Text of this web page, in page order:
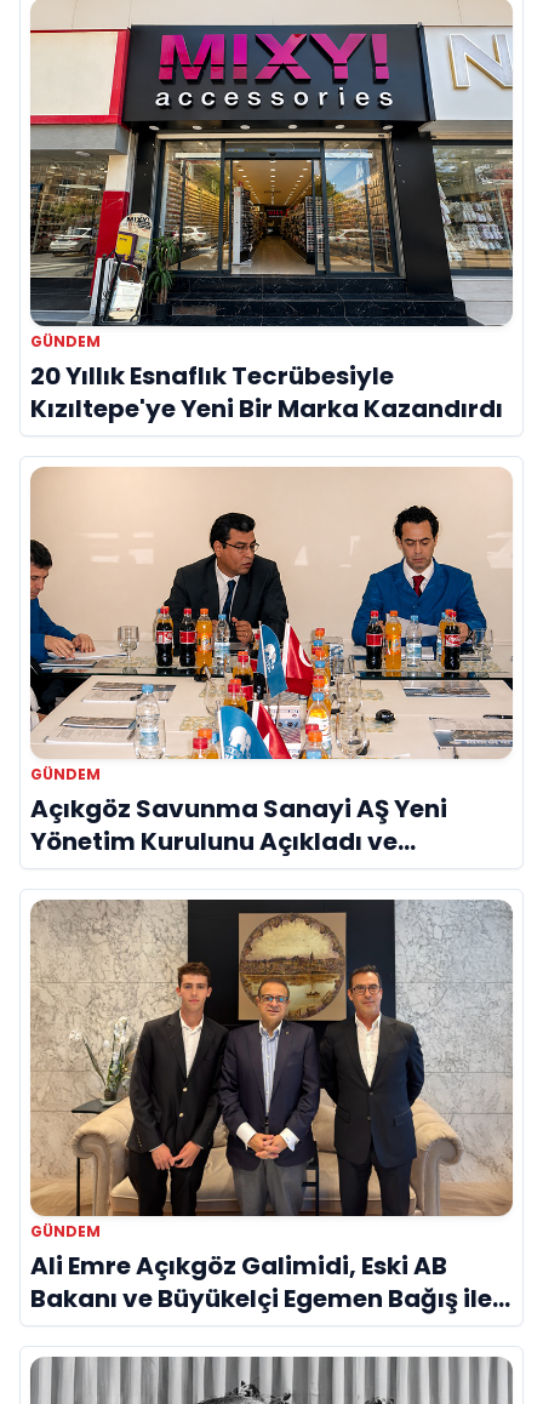
GÜNDEM
20 Yıllık Esnaflık Tecrübesiyle
Kızıltepe'ye Yeni Bir Marka Kazandırdı
GÜNDEM
Açıkgöz Savunma Sanayi AŞ Yeni
Yönetim Kurulunu Açıkladı ve
Savunma Sanayinde Küresel Vizyon
Vurgusu
GÜNDEM
Ali Emre Açıkgöz Galimidi, Eski AB
Bakanı ve Büyükelçi Egemen Bağış ile
Bir Araya Geldi